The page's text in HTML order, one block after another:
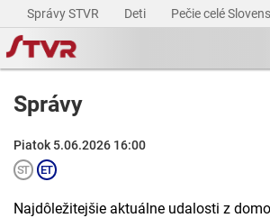
Správy STVR Deti Pečie celé
Správy
Piatok 5.06.2026 16:00
Najdôležitejšie aktuálne udalosti z